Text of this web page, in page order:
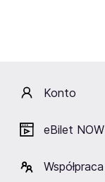
Konto
eBilet NOW
Współpraca
Mercy Brown Cocktails &
Swing